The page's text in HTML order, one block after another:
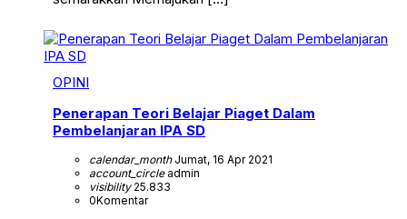
OPINI
Penerapan Teori Belajar Piaget Dalam
Pembelanjaran IPA SD
calendar_monthJumat, 16 Apr 2021
account_circleadmin
visibility25.833
0Komentar